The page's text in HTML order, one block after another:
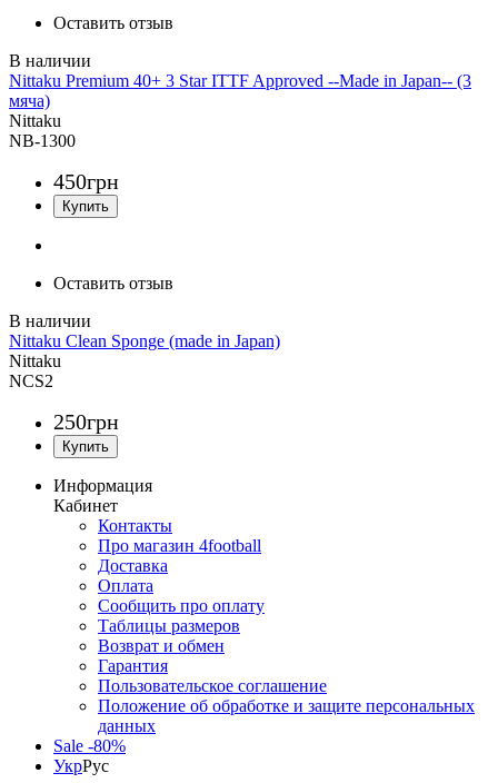
Оставить отзыв
Nittaku Premium 40+ 3 Star ITTF Approved --Made in Japan-- (3
мяча)
Nittaku
NB-1300
450грн
Оставить отзыв
Nittaku Clean Sponge (made in Japan)
Nittaku
NCS2
250грн
Информация
Кабинет
Контакты
Про магазин 4football
Доставка
Оплата
Сообщить про оплату
Таблицы размеров
Возврат и обмен
Гарантия
Пользовательское соглашение
Положение об обработке и защите персональных
данных
Sale -80%
УкрРус